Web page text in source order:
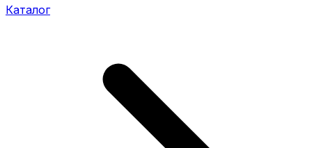
Каталог